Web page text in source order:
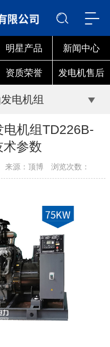
明星产品 新闻中心
资质荣誉 发电机售后
电机组
机组TD226B-
术参数
来源：顶博 浏览次数：